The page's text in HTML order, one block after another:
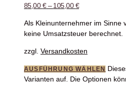
85,00€–105,00€
Als Kleinunternehmer im Sinne
keine Umsatzsteuer berechnet.
zzgl. Versandkosten
AUSFÜHRUNG WÄHLEN
Varianten auf. Die Optionen